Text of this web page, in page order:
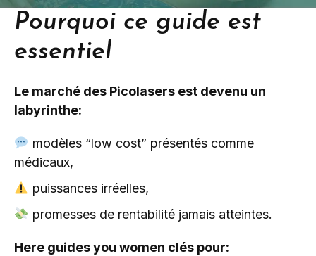
Pourquoi ce guide est
essentiel
Le marché des Picolasers est devenu un
labyrinthe:
modèles “low cost” présentés comme
médicaux,
puissances irréelles,
promesses de rentabilité jamais atteintes.
Here guides you women clés pour: